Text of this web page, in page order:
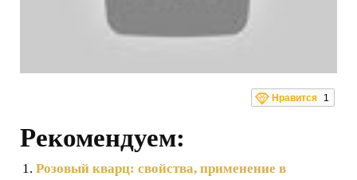
Нравится 1
Рекомендуем:
Розовый кварц: свойства, применение в